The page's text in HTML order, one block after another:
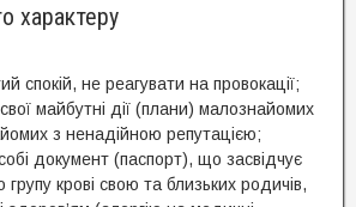
характеру
спокій, не реагувати на провокації;
майбутні дії (плани) малознайомих
з ненадійною репутацією;
документ (паспорт), що засвідчує
групу крові свою та близьких родичів,